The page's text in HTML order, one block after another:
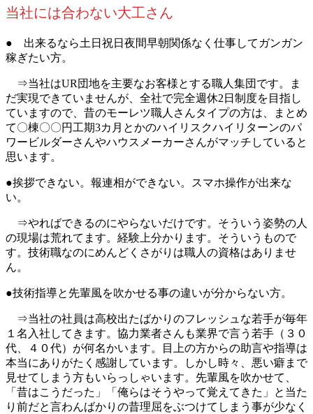
当社には合わない大工さん
● 出来るなら土日祝日夜間早朝関係なく仕事してガンガン
稼ぎたい方。
⇒当社はUR団地を主要なお客様とする職人集団です。ま
だ実現できていませんが、全社で完全週休2日制度を目指し
ていますので、昔のモーレツ職人さんタイプの方は、まとめ
て〇棟〇〇円工期3カ月とかのハイリスクハイリターンのパ
ワービルダーさんやハウスメーカーさんがマッチしていると
思います。
●挨拶できない。報連相ができない。スマホ操作が出来な
い。
⇒やればできるのにやらないだけです。そういう姿勢の人
の現場は荒れてます。経験上分かります。そういうもので
す。技術職なのにめんどくさがりは職人の資格はありませ
ん。
●技術指導と先輩風を吹かせる事の違いが分からない方。
⇒当社の社員は高校出たばかりのフレッシュな若手が毎年
１名入社してきます。協力業者さんも業界で言う若手（３０
代、４０代）が何名かいます。目上の方からの助言や指導は
本当にありがたく感謝しています。しかし時々、悪い癖まで
見せてしまう方もいらっしゃいます。先輩風を吹かせて、
「昔はこうだった」「俺らはそうやって覚えてきた」と当た
り前だと言わんばかりの昔理屈をぶつけてしまう事が少なく